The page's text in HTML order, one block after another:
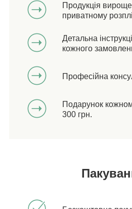
Продукція
приватному
Детальна
кожного
Професійна
Подарунок
300 грн.